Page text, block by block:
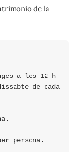
de la
a les 12 h
de cada
persona.